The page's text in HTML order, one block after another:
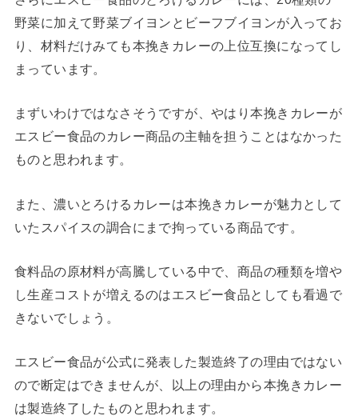
野菜に加えて野菜ブイヨンとビーフブイヨンが入ってお
り、材料だけみても本挽きカレーの上位互換になってし
まっています。
まずいわけではなさそうですが、やはり本挽きカレーが
エスビー食品のカレー商品の主軸を担うことはなかった
ものと思われます。
また、濃いとろけるカレーは本挽きカレーが魅力として
いたスパイスの調合にまで拘っている商品です。
食料品の原材料が高騰している中で、商品の種類を増や
し生産コストが増えるのはエスビー食品としても看過で
きないでしょう。
エスビー食品が公式に発表した製造終了の理由ではない
ので断定はできませんが、以上の理由から本挽きカレー
は製造終了したものと思われます。